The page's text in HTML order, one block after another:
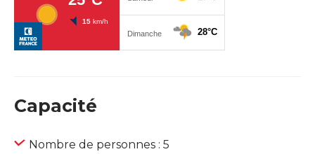
Capacité
Nombre de personnes : 5